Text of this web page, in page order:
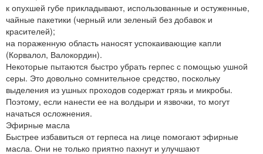
к опухшей губе прикладывают, использованные и остуженные,
чайные пакетики (черный или зеленый без добавок и
красителей);
на пораженную область наносят успокаивающие капли
(Корвалол, Валокордин).
Некоторые пытаются быстро убрать герпес с помощью ушной
серы. Это довольно сомнительное средство, поскольку
выделения из ушных проходов содержат грязь и микробы.
Поэтому, если нанести ее на волдыри и язвочки, то могут
начаться осложнения.
Эфирные масла
Быстрее избавиться от герпеса на лице помогают эфирные
масла. Они не только приятно пахнут и улучшают